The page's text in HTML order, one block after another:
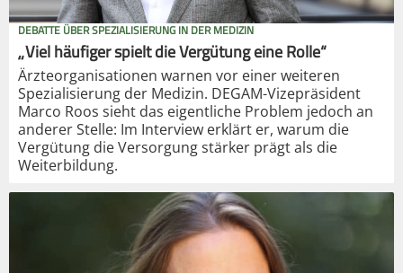
DEBATTE ÜBER SPEZIALISIERUNG IN DER MEDIZIN
„Viel häufiger spielt die Vergütung eine Rolle“
Ärzteorganisationen warnen vor einer weiteren
Spezialisierung der Medizin. DEGAM-Vizepräsident
Marco Roos sieht das eigentliche Problem jedoch an
anderer Stelle: Im Interview erklärt er, warum die
Vergütung die Versorgung stärker prägt als die
Weiterbildung.